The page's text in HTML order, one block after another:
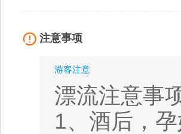
注意事项
游客注意
漂流注意事
1、酒后，